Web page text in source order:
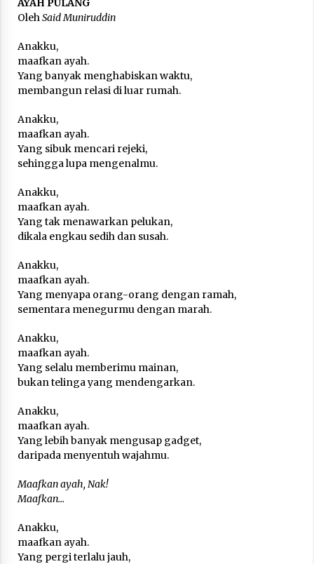
Said Muniruddin Beri Pelatihan dan Motivasi
SELVi: Sebuah Model Motivasi dalam
Eksistensi Iran dalam Tiga Ayat: Memahami
Aliansi Yahudi dan Kristen dalam Dinamika
Oleh Said Muniruddin
Anakku,
maafkan ayah.
Yang banyak menghabiskan waktu,
membangun relasi di luar rumah.
Anakku,
maafkan ayah.
Yang sibuk mencari rejeki,
sehingga lupa mengenalmu.
Anakku,
maafkan ayah.
Yang tak menawarkan pelukan,
dikala engkau sedih dan susah.
Anakku,
maafkan ayah.
Yang menyapa orang-orang dengan ramah,
sementara menegurmu dengan marah.
Anakku,
maafkan ayah.
Yang selalu memberimu mainan,
bukan telinga yang mendengarkan.
Anakku,
maafkan ayah.
Yang lebih banyak mengusap gadget,
daripada menyentuh wajahmu.
Maafkan ayah, Nak!
Maafkan…
Anakku,
maafkan ayah.
Yang pergi terlalu jauh,